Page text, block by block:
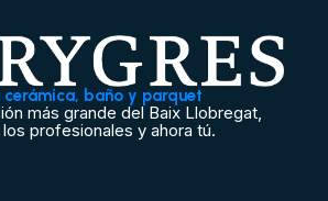
cerámica, baño y parquet
más grande del Baix Llobregat,
profesionales y ahora tú.